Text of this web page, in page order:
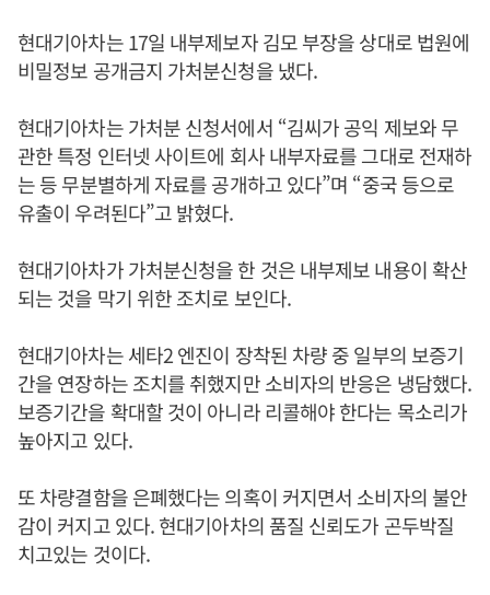
현대기아차는 17일 내부제보자 김모 부장을 상대로 법원에
비밀정보 공개금지 가처분신청을 냈다.
현대기아차는 가처분 신청서에서 “김씨가 공익 제보와 무
관한 특정 인터넷 사이트에 회사 내부자료를 그대로 전재하
는 등 무분별하게 자료를 공개하고 있다”며 “중국 등으로
유출이 우려된다”고 밝혔다.
현대기아차가 가처분신청을 한 것은 내부제보 내용이 확산
되는 것을 막기 위한 조치로 보인다.
현대기아차는 세타2 엔진이 장착된 차량 중 일부의 보증기
간을 연장하는 조치를 취했지만 소비자의 반응은 냉담했다.
보증기간을 확대할 것이 아니라 리콜해야 한다는 목소리가
높아지고 있다.
또 차량결함을 은폐했다는 의혹이 커지면서 소비자의 불안
감이 커지고 있다. 현대기아차의 품질 신뢰도가 곤두박질
치고있는 것이다.